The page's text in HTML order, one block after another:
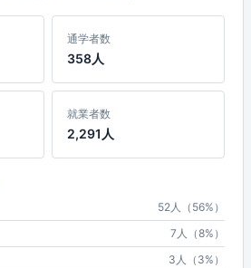
通学者数
358人
就業者数
2,291人
52人（56%）
7人（8%）
3人（3%）